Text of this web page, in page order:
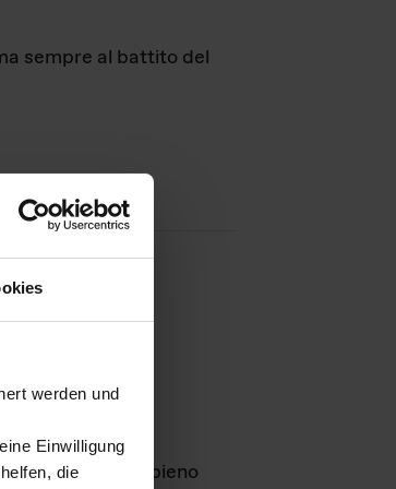
werden und
Einwilligung
die
sempre al battito del
e rimangono in pieno